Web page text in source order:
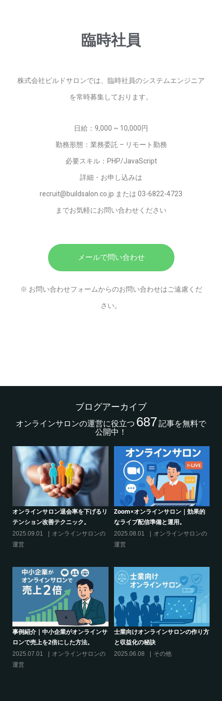
臨時社員
株式会社ビルドサロンでは、臨時社員のシステムエンジニア
を常時募集しております。
日給：9,000 ~ 10,000円
勤務形態：業務委託 – リモート勤務
必要スキル：PHP/JavaScript
詳細・お申し込みは
recruit@buildsalon.co.jp または 03-6822-4723
までお気軽にお問い合わせください
メールで問い合わせ
※ お問い合わせフォームからのお問い合わせはご遠慮くだ
さい。
ブログアーカイブ
オンラインサロンの運営に役立つ 687記事を無料で
公開中！
シリーズ連載【運営者のお悩み解
決】ココがポイント！リスキリング
サロン運営必須3箇条
2025.03.27
オンラインサロンでの”学び”がこれ
からのリスキリングを先導すると言
えるこれだけの”理由”
2025.02.27
シリーズ連載【運営者のお悩み解
決】～現存のオンラインサロンをリ
スキリングに活用するには？
クリエイター系オンラインサロンの
話題席巻-”マッシュル”について調べ